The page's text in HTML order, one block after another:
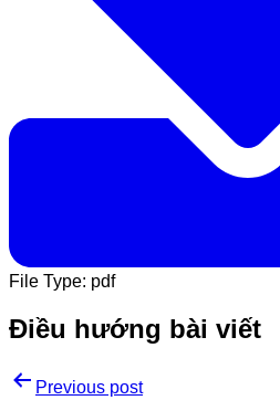
File Type: pdf
Điều hướng bài viết
Previous post